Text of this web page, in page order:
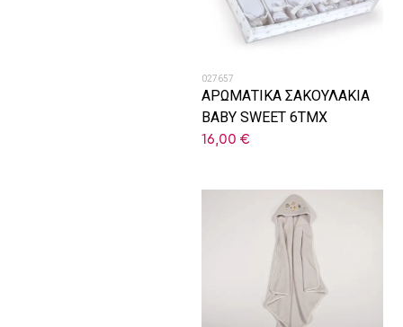
027657
ΑΡΩΜΑΤΙΚΑ ΣΑΚΟΥΛΑΚΙΑ
BABY SWEET 6ΤΜΧ
16,00 €